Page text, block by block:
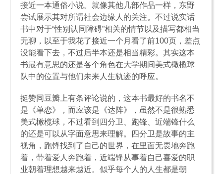
接近一本通俗小说。就像其他几部作品一样，东野
尝试展示其对所谓社会边缘人的关注。不过说实话
书中对于“性别认同障碍”相关的情节以及描写都相当
无聊，以至于我花了接近一个月看了前100页，差点
没能看下去，不过后半本还是相当精彩。其实这本
书最有意思的还是各个角色在大学期间美式橄榄球
队中的位置与他们未来人生轨迹的呼应。
挺赞同豆瓣上有条评论说的，这本书最好的书名不
是《单恋》，而应该是《达阵》，虽然不是很熟悉
美式橄榄球，不过看到四分卫、跑锋、近端锋什么
的还是可以从字面意思来理解。四分卫是故事的主
视角，跑锋找到了自己的世界，在里面无畏地奔跑
着，带着爱人奔跑着，近端锋从事着自己喜爱的职
业朝着理想越来越近。似乎每个人的人生都是朝